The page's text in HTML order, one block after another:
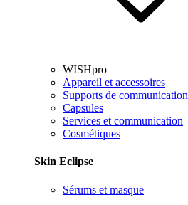
WISHpro
Appareil et accessoires
Supports de communication
Capsules
Services et communication
Cosmétiques
Skin Eclipse
Sérums et masque